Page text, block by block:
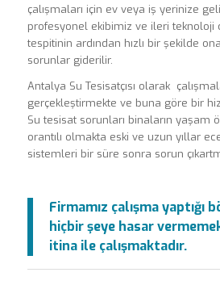
çalışmaları için ev veya iş yerinize
profesyonel ekibimiz ve ileri teknoloji
tespitinin ardından hızlı bir şekilde
sorunlar giderilir.
Antalya Su Tesisatçısı olarak
gerçekleştirmekte ve buna göre bir
Su tesisat sorunları binaların yaşam
orantılı olmakta eski ve uzun yıllar
sistemleri bir süre sonra sorun
Firmamız çalışma yaptığı
hiçbir şeye hasar
itina ile çalışmaktadır.